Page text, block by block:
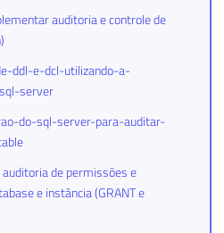
auditoria e controle de
ddl-e-dcl-utilizando-a-
server
do-sql-server-para-auditar-
de permissões e
e instância (GRANT e